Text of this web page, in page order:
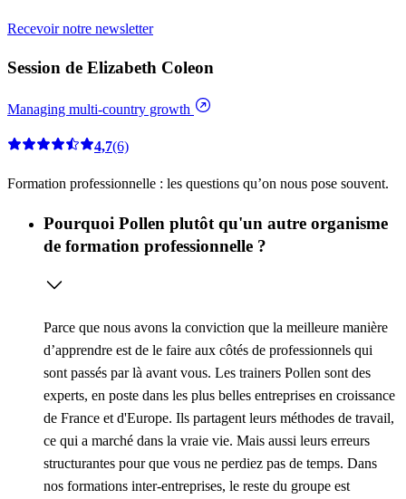
Recevoir notre newsletter
Session de Elizabeth Coleon
Managing multi-country growth
4,7(6)
Formation professionnelle : les questions qu’on nous pose souvent.
Pourquoi Pollen plutôt qu'un autre organisme
de formation professionnelle ?
Parce que nous avons la conviction que la meilleure manière
d’apprendre est de le faire aux côtés de professionnels qui
sont passés par là avant vous. Les trainers Pollen sont des
experts, en poste dans les plus belles entreprises en croissance
de France et d'Europe. Ils partagent leurs méthodes de travail,
ce qui a marché dans la vraie vie. Mais aussi leurs erreurs
structurantes pour que vous ne perdiez pas de temps. Dans
nos formations inter-entreprises, le reste du groupe est